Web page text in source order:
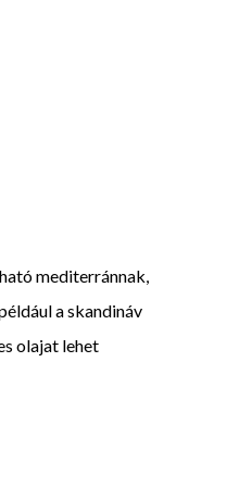
mediterránnak,
a skandináv
olajat lehet